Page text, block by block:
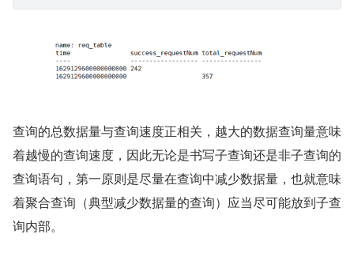
查询的总数据量与查询速度正相关，越大的数据查询量意味
着越慢的查询速度，因此无论是书写子查询还是非子查询的
查询语句，第一原则是尽量在查询中减少数据量，也就意味
着聚合查询（典型减少数据量的查询）应当尽可能放到子查
询内部。